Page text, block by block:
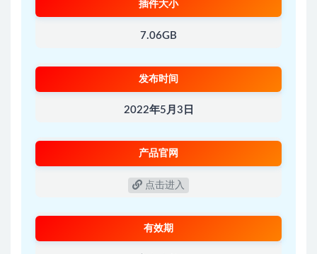
插件大小
7.06GB
发布时间
2022年5月3日
产品官网
点击进入
有效期